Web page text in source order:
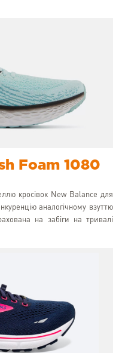
Foam 1080
кросівок New Balance для
аналогічному взуттю
на забіги на тривалі